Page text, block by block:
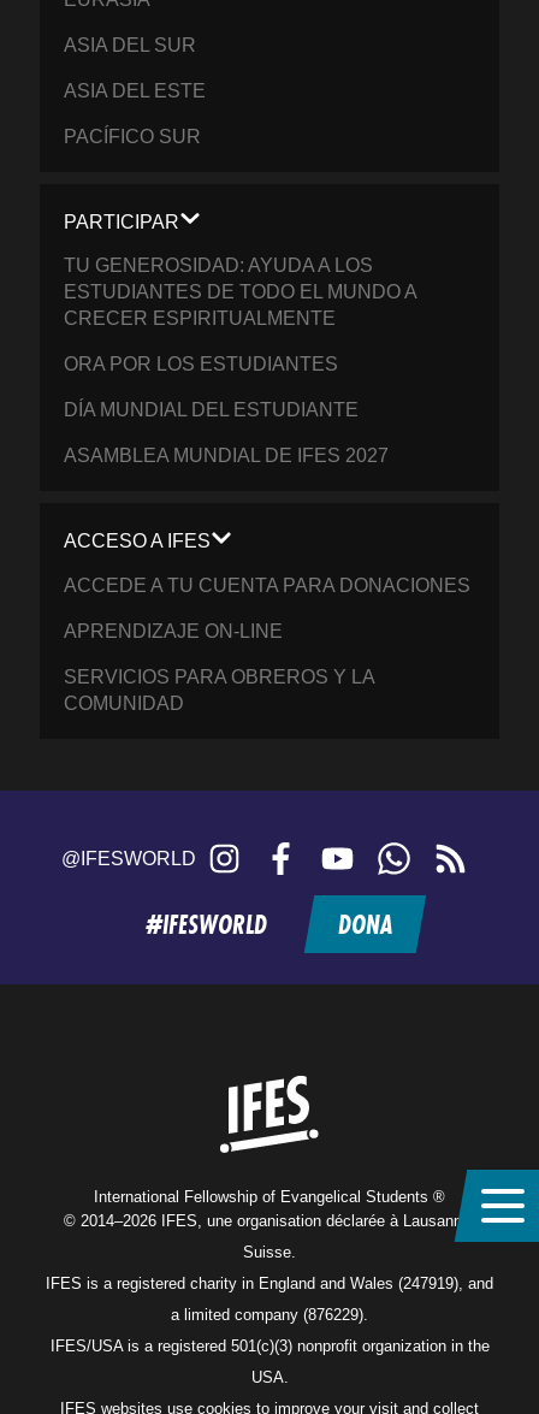
ASIA DEL SUR
ASIA DEL ESTE
PACÍFICO SUR
PARTICIPAR
TU GENEROSIDAD: AYUDA A LOS
ESTUDIANTES DE TODO EL MUNDO A
CRECER ESPIRITUALMENTE
ORA POR LOS ESTUDIANTES
DÍA MUNDIAL DEL ESTUDIANTE
ASAMBLEA MUNDIAL DE IFES 2027
ACCESO A IFES
ACCEDE A TU CUENTA PARA DONACIONES
APRENDIZAJE ON-LINE
SERVICIOS PARA OBREROS Y LA
COMUNIDAD
@IFESWORLD Instagram FacebookYouTubeWhatsApp
feed
#IFESWORLD DONA
International Fellowship of Evangelical Students ®
© 2014–2026 IFES, une organisation déclarée à Lausanne,
Suisse.
IFES is a registered charity in England and Wales (247919), and
a limited company (876229).
IFES/USA is a registered 501(c)(3) nonprofit organization in the
USA.
IFES websites use cookies to improve your visit and collect